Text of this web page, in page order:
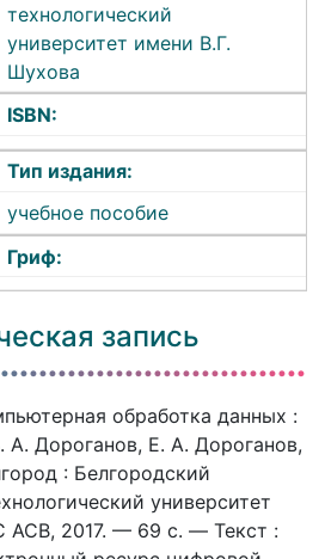
технологический
университет имени В.Г.
Шухова
ISBN:
Тип издания:
учебное пособие
Гриф:
запись
обработка данных :
А. Дороганов, Е. А. Дороганов,
: Белгородский
университет
АСВ, 2017. — 69 c. — Текст :